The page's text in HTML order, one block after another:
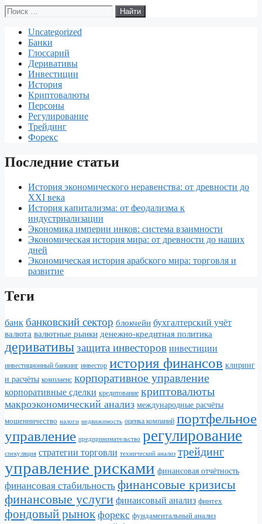
k
Ire
d
т
Поиск:
Uncategorized
Банки
Глоссарий
Деривативы
Инвестиции
История
Криптовалюты
Персоны
Регулирование
Трейдинг
Форекс
Последние статьи
История экономического неравенства: от древности до
XXI века
История капитализма: от феодализма к
индустриализации
Экономика империи инков: система взаимности
Экономическая история мира: от древности до наших
дней
Экономическая история арабского мира: торговля и
развитие
Теги
банк банковский сектор блокчейн бухгалтерский учёт
валюта валютные рынки денежно-кредитная политика
деривативы защита инвесторов инвестиции
инвестиционный банкинг инвестор история финансов клиринг
и расчёты комплаенс корпоративное управление
корпоративные сделки кредитование криптовалюты
макроэкономический анализ международные расчёты
мошенничество налоги недвижимость оценка компаний портфельное
управление предпринимательство регулирование
спекуляция стратегии торговли технический анализ трейдинг
управление рисками финансовая отчётность
финансовая стабильность финансовые кризисы
финансовые услуги финансовый анализ финтех
фондовый рынок форекс фундаментальный анализ